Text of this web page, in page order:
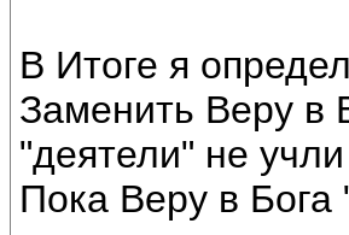
В Итоге я
Заменить Веру в
"деятели" не
Пока Веру в Бога